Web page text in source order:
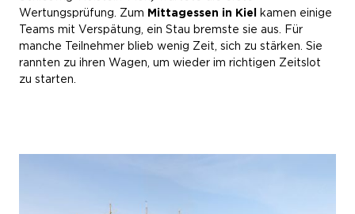
Wertungsprüfung. Zum Mittagessen in Kiel
kamen einige
Teams mit Verspätung, ein Stau bremste sie aus. Für
manche Teilnehmer blieb wenig Zeit, sich zu stärken. Sie
rannten zu ihren Wagen, um wieder im richtigen Zeitslot
zu starten.